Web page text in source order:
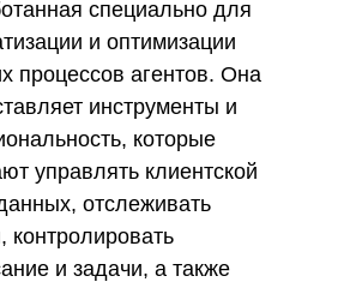
специально для
и оптимизации
процессов агентов. Она
инструменты и
которые
управлять клиентской
отслеживать
контролировать
и задачи, а также